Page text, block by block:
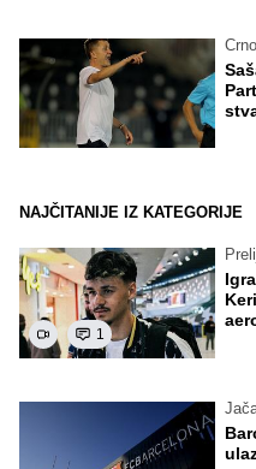
NAJČITANIJE IZ KATEGORIJE
1